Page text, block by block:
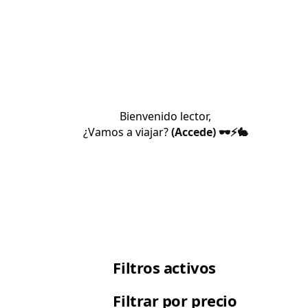
Bienvenido lector,
¿Vamos a viajar?(Accede) 🕶️⚡🐇
Filtros activos
Filtrar por precio